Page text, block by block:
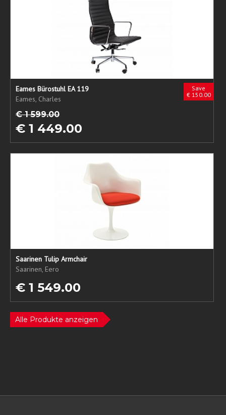
Save
€ 150.00
Eames Bürostuhl EA 119
Eames, Charles
€ 1 599.00
€ 1 449.00
Saarinen Tulip Armchair
Saarinen, Eero
€ 1 549.00
Alle Produkte anzeigen